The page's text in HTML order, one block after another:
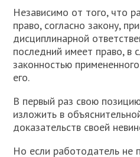
Независимо от того, что
право, согласно закону,
дисциплинарной
последний имеет право, в
законностью
его.
В первый раз свою
изложить в
доказательств своей
Но если работодатель не